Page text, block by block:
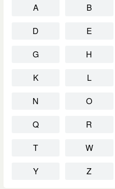
A B
D
E
G
H
K
L
N
O
Q
R
T
W
Y
Z